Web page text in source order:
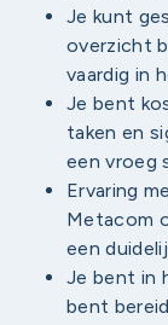
Je kunt
overzicht
vaardig in
Je bent
taken en
een vroeg
Ervaring
Metacom
een
Je bent in
bent